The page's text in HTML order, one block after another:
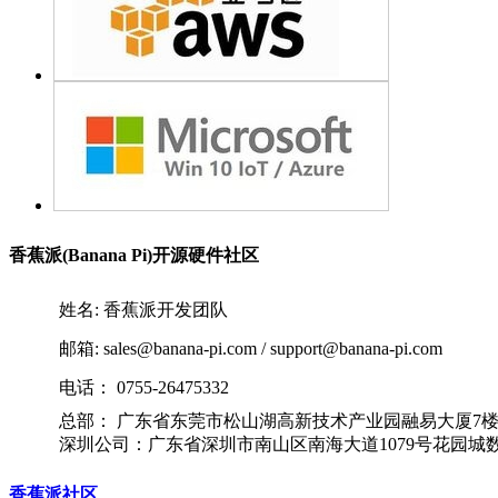
香蕉派(Banana Pi)开源硬件社区
姓名: 香蕉派开发团队
邮箱: sales@banana-pi.com / support@banana-pi.com
电话： 0755-26475332
总部： 广东省东莞市松山湖高新技术产业园融易大厦7楼
深圳公司：广东省深圳市南山区南海大道1079号花园城
香蕉派社区